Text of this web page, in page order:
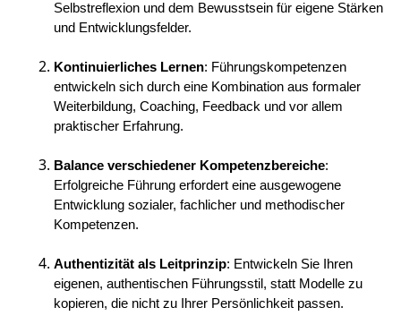
Selbstreflexion und dem Bewusstsein für eigene Stärken
und Entwicklungsfelder.
Kontinuierliches Lernen: Führungskompetenzen
entwickeln sich durch eine Kombination aus formaler
Weiterbildung, Coaching, Feedback und vor allem
praktischer Erfahrung.
Balance verschiedener Kompetenzbereiche:
Erfolgreiche Führung erfordert eine ausgewogene
Entwicklung sozialer, fachlicher und methodischer
Kompetenzen.
Authentizität als Leitprinzip: Entwickeln Sie Ihren
eigenen, authentischen Führungsstil, statt Modelle zu
kopieren, die nicht zu Ihrer Persönlichkeit passen.